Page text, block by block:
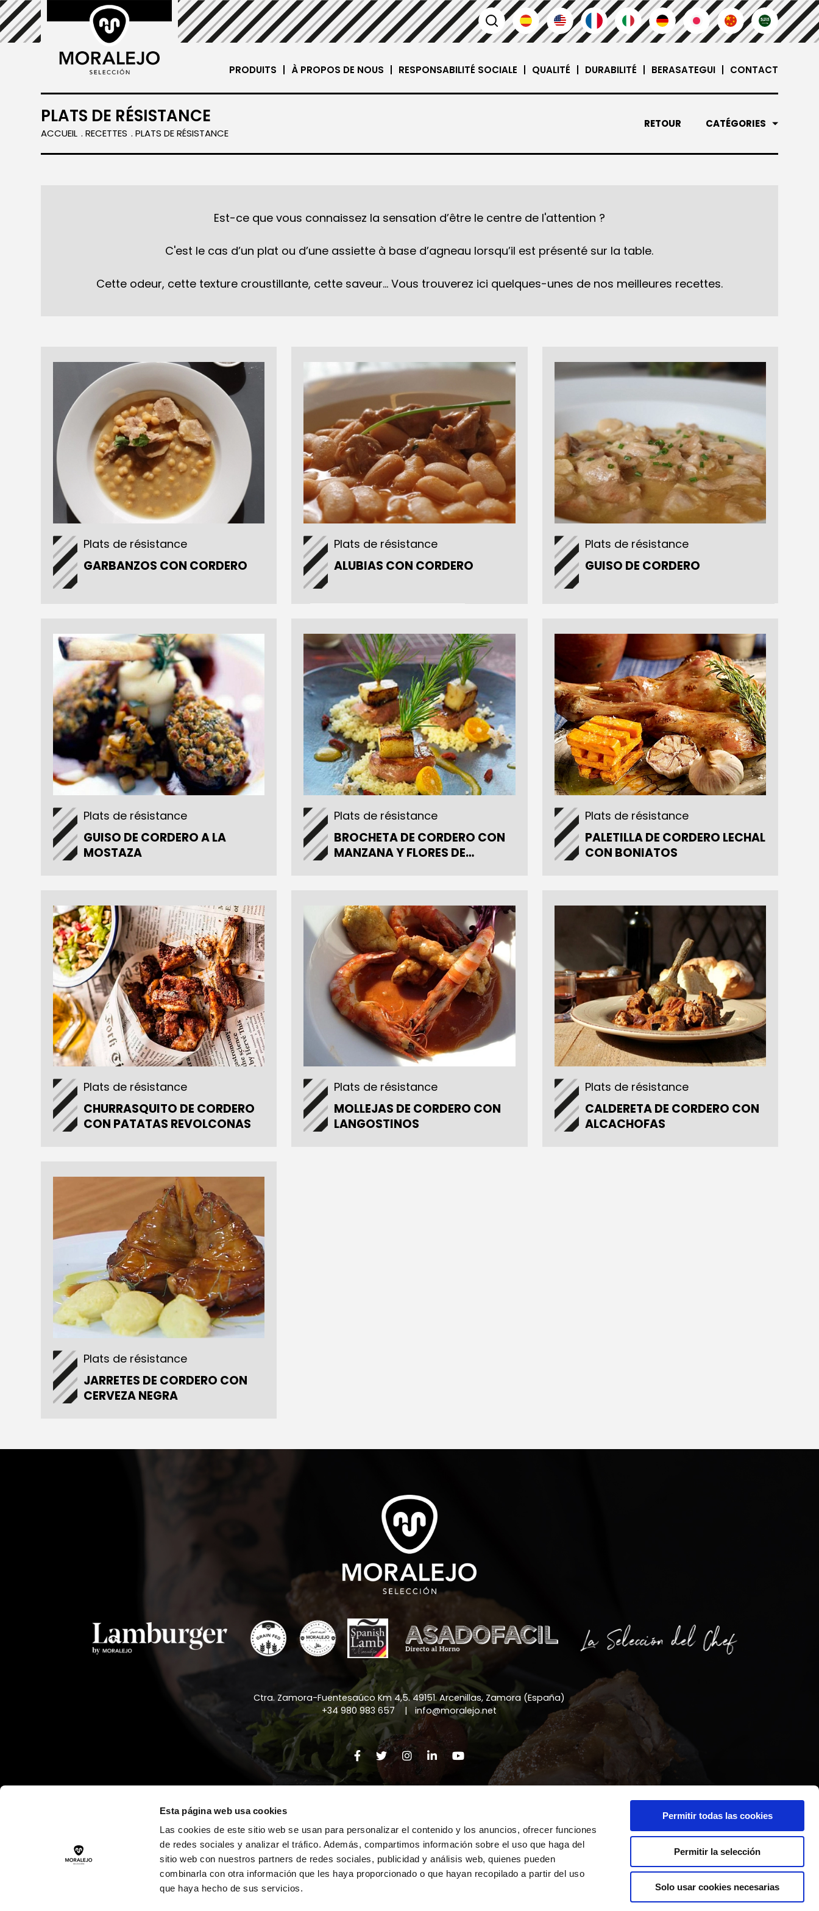
Esta página web usa cookies
Las cookies de este sitio web se usan para personalizar el contenido y los anuncios, ofrecer funciones
de redes sociales y analizar el tráfico. Además, compartimos información sobre el uso que haga del
sitio web con nuestros partners de redes sociales, publicidad y análisis web, quienes pueden
combinarla con otra información que les haya proporcionado o que hayan recopilado a partir del uso
que haya hecho de sus servicios.
Permitir todas las cookies
Permitir la selección
Solo usar cookies necesarias
PRODUITS À PROPOS DE NOUS RESPONSABILITÉ SOCIALE QUALITÉ DURABILITÉ BERASATEGUI CONTACT
PLATS DE RÉSISTANCE
ACCUEIL RECETTES PLATS DE RÉSISTANCE
RETOUR CATÉGORIES
Est-ce que vous connaissez la sensation d’être le centre de l'attention ?
C'est le cas d’un plat ou d’une assiette à base d’agneau lorsqu’il est présenté sur la table.
Cette odeur, cette texture croustillante, cette saveur... Vous trouverez ici quelques-unes de nos meilleures recettes.
Plats de résistance
GARBANZOS CON CORDERO
Plats de résistance
ALUBIAS CON CORDERO
Plats de résistance
GUISO DE CORDERO
Plats de résistance
GUISO DE CORDERO A LA
MOSTAZA
Plats de résistance
BROCHETA DE CORDERO CON
MANZANA Y FLORES DE
Plats de résistance
PALETILLA DE CORDERO LECHAL
CON BONIATOS
Plats de résistance
CHURRASQUITO DE CORDERO
CON PATATAS REVOLCONAS
Plats de résistance
MOLLEJAS DE CORDERO CON
LANGOSTINOS
Plats de résistance
CALDERETA DE CORDERO CON
ALCACHOFAS
Plats de résistance
JARRETES DE CORDERO CON
CERVEZA NEGRA
Ctra. Zamora-Fuentesaúco Km 4,5.49151.Arcenillas, Zamora (España)
+34 980 983 657
|info@moralejo.net